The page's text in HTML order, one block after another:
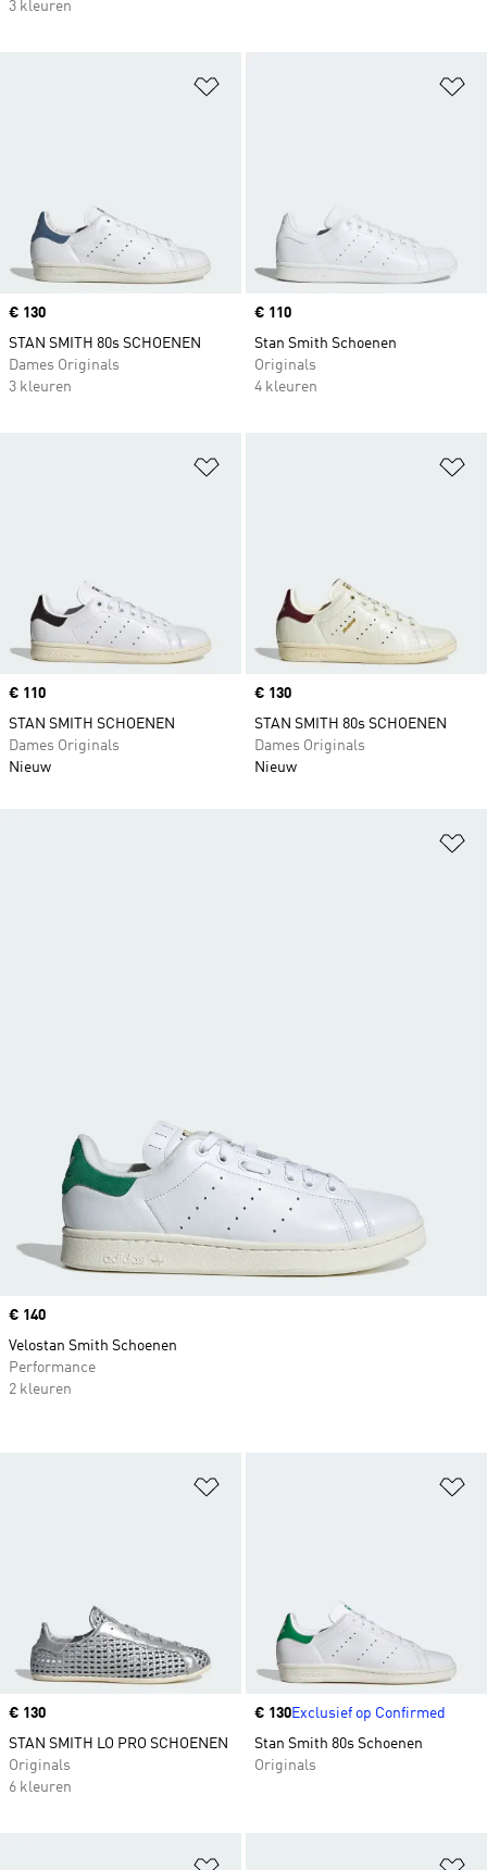
3 kleuren
Price
€ 130
STAN SMITH 80s SCHOENEN
Dames Originals
3 kleuren
Price
€ 110
Stan Smith Schoenen
Originals
4 kleuren
Price
€ 110
STAN SMITH SCHOENEN
Dames Originals
Nieuw
Price
€ 130
STAN SMITH 80s SCHOENEN
Dames Originals
Nieuw
Price
€ 130
STAN SMITH LO PRO SCHOENEN
Originals
6 kleuren
Price
€ 130Exclusief op Confirmed
Stan Smith 80s Schoenen
Originals
Price
€ 140
Velostan Smith Schoenen
Performance
2 kleuren